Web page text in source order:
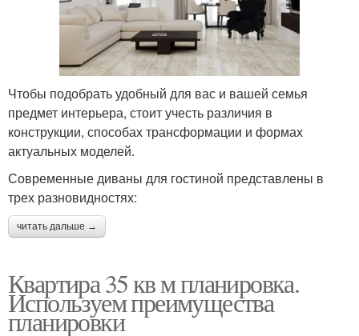
Чтобы подобрать удобный для вас и вашей семья
предмет интерьера, стоит учесть различия в
конструкции, способах трансформации и формах
актуальных моделей.
Современные диваны для гостиной представлены в
трех разновидностях:
читать дальше →
Квартира 35 кв м планировка.
Используем преимущества
планировки